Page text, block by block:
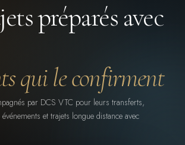
préparés avec
qui le confirment
par DCS VTC pour leurs transferts,
et trajets longue distance avec